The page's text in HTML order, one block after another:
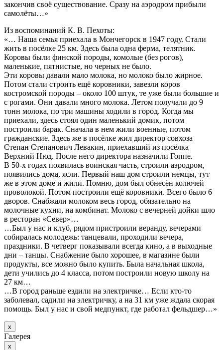
закончив своё существование. Сразу на аэродром прибыли
самолёты…»
Из воспоминаний К. В. Пехоты:
«… Наша семья приехала в Мончегорск в 1947 году. Стали
жить в посёлке 25 км. Здесь была одна ферма, телятник.
Коровы были финской породы, комолые (без рогов),
маленькие, пятнистые, но черных не было.
Эти коровы давали мало молока, но молоко было жирное.
Потом стали строить ещё коровники, завезли коров
костромской породы – около 100 штук, те уже были большие и
с рогами. Они давали много молока. Летом получали до 9
тонн молока, по три машины ходили в город. Когда мы
приехали, здесь стоял один маленький домик, потом
построили барак. Сначала в нем жили военные, потом
гражданские. Здесь же в посёлке жил директор совхоза
Степан Степанович Левакин, приехавший из посёлка
Верхний Нюд. После него директора назначили Гоппе.
В 50-х годах появилась воинская часть, строили аэродром,
появились дома, ясли. Первый наш дом строили немцы, тут
же в этом доме и жили. Помню, дом был обнесён колючей
проволокой. Потом построили ещё коровники. Всего было 6
дворов. Снабжали молоком весь город, обязательно на
молочные кухни, на комбинат. Молоко с вечерней дойки шло
в ресторан «Север»…
…Был у нас и клуб, рядом пристроили веранду, вечерами
собиралась молодежь: танцевали, проходили вечера,
праздники. В четверг показывали всегда кино, а в выходные
дни – танцы. Снабжение было хорошее, в магазине были
продукты, все можно было купить. Была начальная школа,
дети учились до 4 класса, потом построили новую школу на
27 км…
…В город раньше ездили на электричке… Если кто-то
заболевал, садили на электричку, а на 31 км уже ждала скорая
помощь. Был у нас и свой медпункт, где работал фельдшер…»
х
Галерея
х